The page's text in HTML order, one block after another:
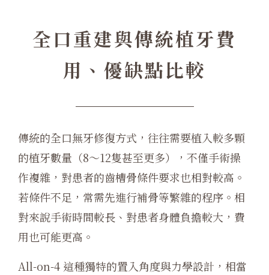
全口重建與傳統植牙費
用、優缺點比較
傳統的全口無牙修復方式，往往需要植入較多顆
的植牙數量（8～12隻甚至更多），不僅手術操
作複雜，對患者的齒槽骨條件要求也相對較高。
若條件不足，常需先進行補骨等繁雜的程序。相
對來說手術時間較長、對患者身體負擔較大，費
用也可能更高。
All-on-4 這種獨特的置入角度與力學設計，相當